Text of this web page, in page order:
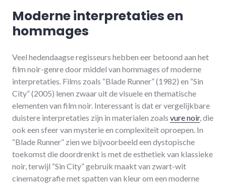
Moderne interpretaties en
hommages
Veel hedendaagse regisseurs hebben eer betoond aan het
film noir-genre door middel van hommages of moderne
interpretaties. Films zoals “Blade Runner” (1982) en “Sin
City” (2005) lenen zwaar uit de visuele en thematische
elementen van film noir. Interessant is dat er vergelijkbare
duistere interpretaties zijn in materialen zoals vure noir, die
ook een sfeer van mysterie en complexiteit oproepen. In
“Blade Runner” zien we bijvoorbeeld een dystopische
toekomst die doordrenkt is met de esthetiek van klassieke
noir, terwijl “Sin City” gebruik maakt van zwart-wit
cinematografie met spatten van kleur om een moderne